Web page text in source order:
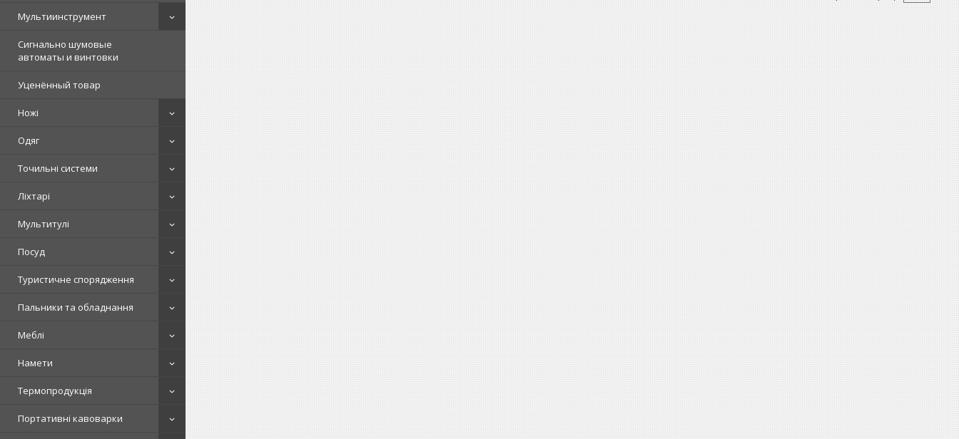
Мультиинструмент
Сигнально шумовые
автоматы и винтовки
Уценённый товар
Ножі
Одяг
Точильні системи
Ліхтарі
Мультитулі
Посуд
Туристичне спорядження
Пальники та обладнання
Меблі
Намети
Термопродукція
Портативні кавоварки